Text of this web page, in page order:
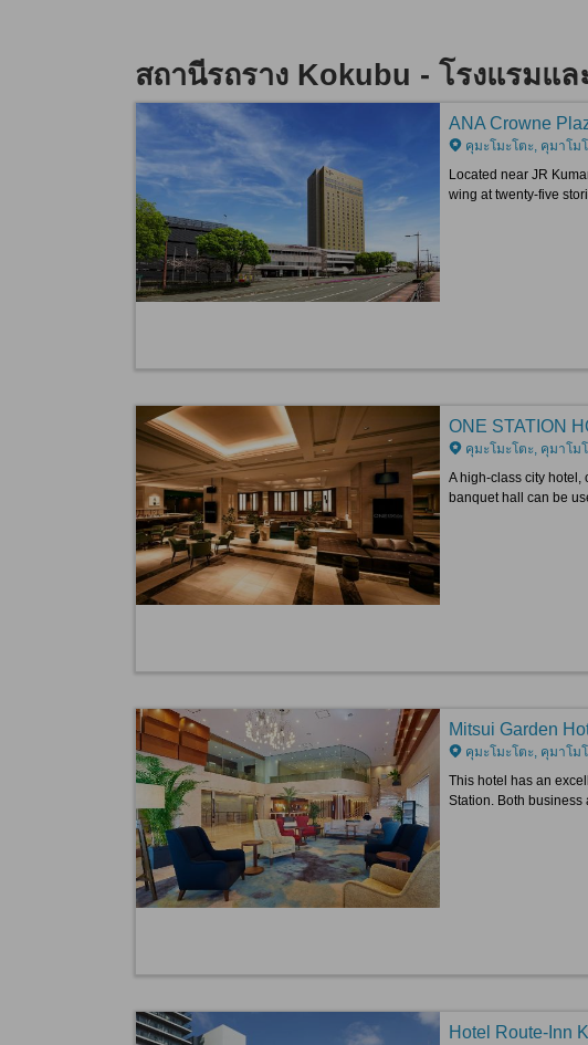
สถานีรถราง Kokubu - โรงแรมแล
ANA Crowne
คุมะโมะโตะ, คุมาโม
Located near JR
wing at twenty-five
ONE STATION
คุมะโมะโตะ, คุมาโม
A high-class city hotel,
banquet hall can be
Mitsui Garden
คุมะโมะโตะ, คุมาโม
This hotel has an
Station. Both
Hotel Route-Inn